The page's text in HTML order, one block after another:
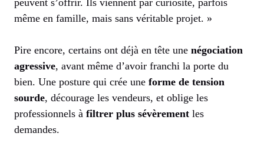
peuvent s’offrir. Ils viennent par curiosité, parfois
même en famille, mais sans véritable projet. »
Pire encore, certains ont déjà en tête une négociation
agressive, avant même d’avoir franchi la porte du
bien. Une posture qui crée une forme de tension
sourde, décourage les vendeurs, et oblige les
professionnels à filtrer plus sévèrement les
demandes.